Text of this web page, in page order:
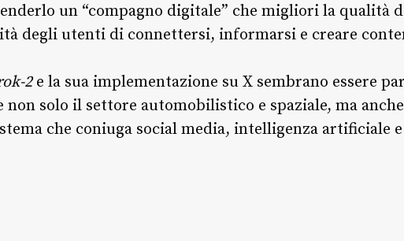
un “compagno digitale” che migliori la qualità
degli utenti di connettersi, informarsi e creare
2e la sua implementazione su X sembrano essere
solo il settore automobilistico e spaziale, ma anche
che coniuga social media, intelligenza artificiale e